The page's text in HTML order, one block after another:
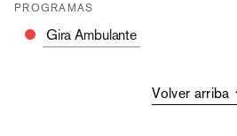
PROGRAMAS
Gira Ambulante
Volver arriba